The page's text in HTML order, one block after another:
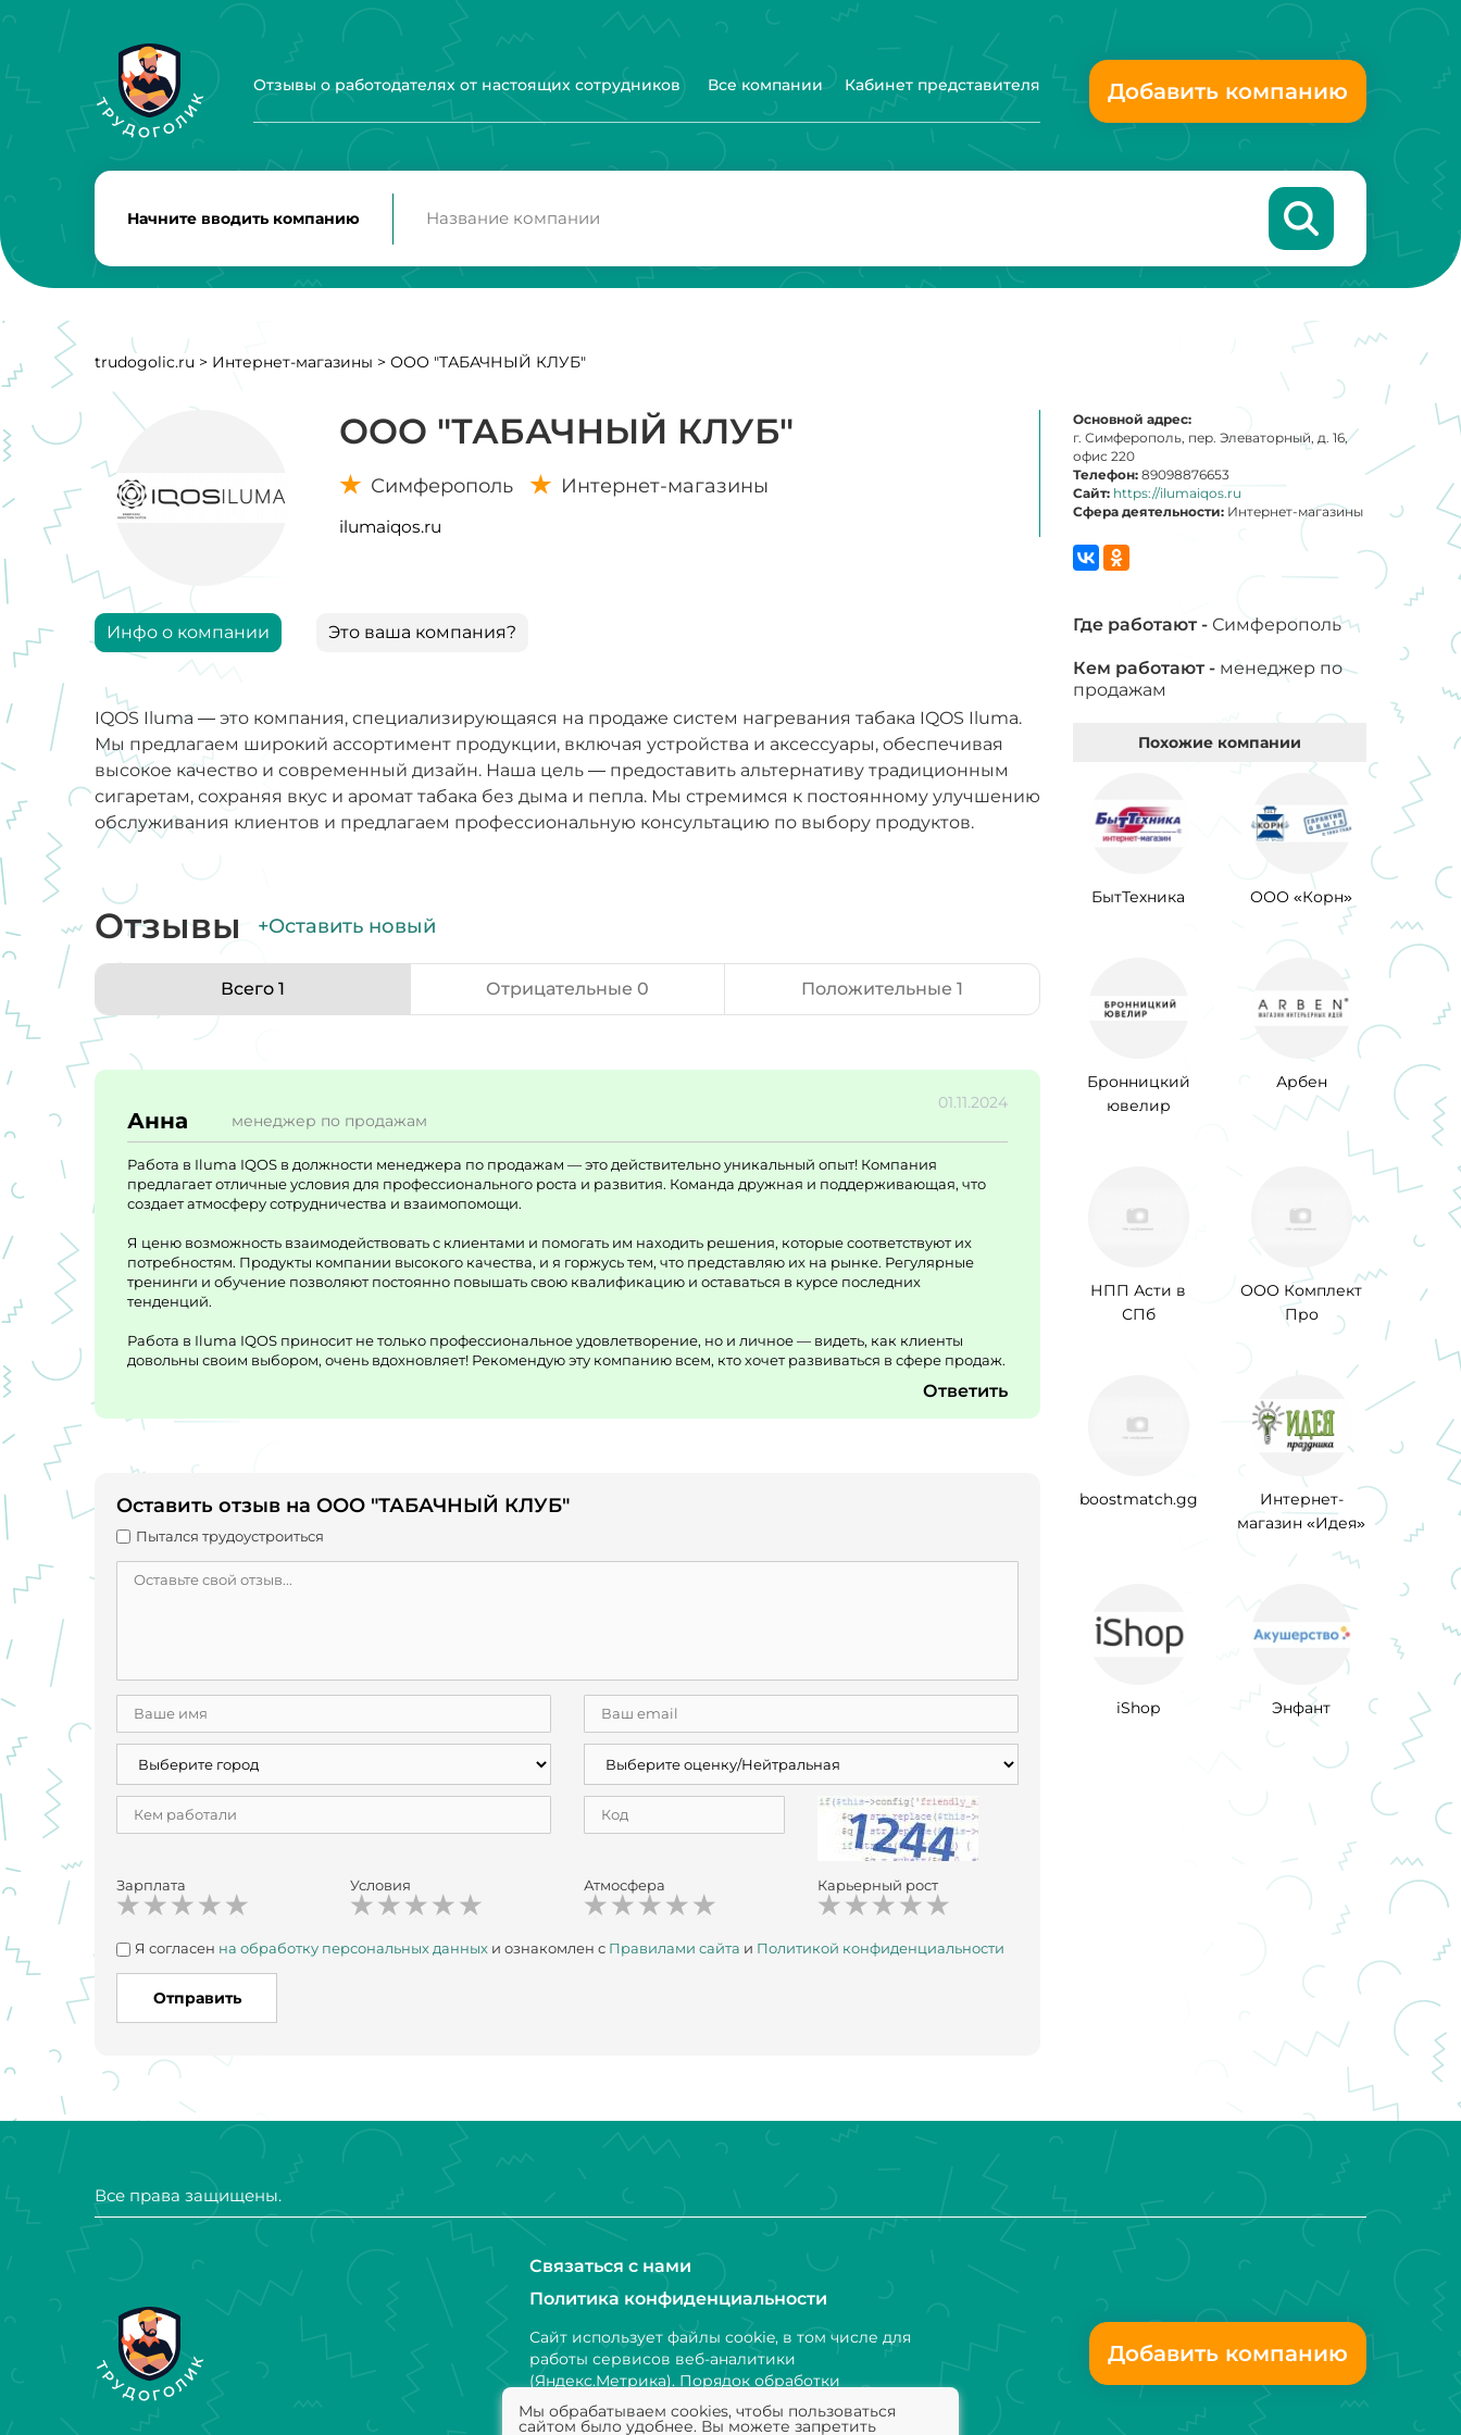
Отзывы о работодателях от настоящих сотрудников Все компании Кабинет представителя Добавить компанию
Начните вводить компанию
trudogolic.ru > Интернет-магазины > ООО "ТАБАЧНЫЙ КЛУБ"
ООО "ТАБАЧНЫЙ КЛУБ"
Симферополь Интернет-магазины
ilumaiqos.ru
Инфо о компании Это ваша компания?
IQOS Iluma — это компания, специализирующаяся на продаже систем нагревания табака IQOS Iluma.
Мы предлагаем широкий ассортимент продукции, включая устройства и аксессуары, обеспечивая
высокое качество и современный дизайн. Наша цель — предоставить альтернативу традиционным
сигаретам, сохраняя вкус и аромат табака без дыма и пепла. Мы стремимся к постоянному улучшению
обслуживания клиентов и предлагаем профессиональную консультацию по выбору продуктов.
Отзывы +Оставить новый
Всего 1 Отрицательные 0 Положительные 1
01.11.2024
Анна менеджер по продажам
Работа в Iluma IQOS в должности менеджера по продажам — это действительно уникальный опыт! Компания
предлагает отличные условия для профессионального роста и развития. Команда дружная и поддерживающая, что
создает атмосферу сотрудничества и взаимопомощи.
Я ценю возможность взаимодействовать с клиентами и помогать им находить решения, которые соответствуют их
потребностям. Продукты компании высокого качества, и я горжусь тем, что представляю их на рынке. Регулярные
тренинги и обучение позволяют постоянно повышать свою квалификацию и оставаться в курсе последних
тенденций.
Работа в Iluma IQOS приносит не только профессиональное удовлетворение, но и личное — видеть, как клиенты
довольны своим выбором, очень вдохновляет! Рекомендую эту компанию всем, кто хочет развиваться в сфере продаж.
Ответить
Оставить отзыв на ООО "ТАБАЧНЫЙ КЛУБ"
Пытался трудоустроиться
Зарплата Условия Атмосфера Карьерный рост
Я согласен на обработку персональных данных и ознакомлен с Правилами сайта и Политикой конфиденциальности
Отправить
Основной адрес:
г. Симферополь, пер. Элеваторный, д. 16,
офис 220
Телефон: 89098876653
Сайт: https://ilumaiqos.ru
Сфера деятельности: Интернет-магазины
Где работают - Симферополь
Кем работают - менеджер по
продажам
Похожие компании
БытТехника ООО «Корн»
Бронницкий
ювелир
Арбен
НПП Асти в
СПб
ООО Комплект
Про
boostmatch.gg
Интернет-
магазин «Идея»
iShop Энфант
Все права защищены.
Связаться с нами
Политика конфиденциальности
Сайт использует файлы cookie, в том числе для
работы сервисов веб-аналитики
(Яндекс.Метрика). Порядок обработки
персональных данных и информации,
получаемой с использованием файлов cookie,
Добавить компанию
Мы обрабатываем cookies, чтобы пользоваться
сайтом было удобнее. Вы можете запретить